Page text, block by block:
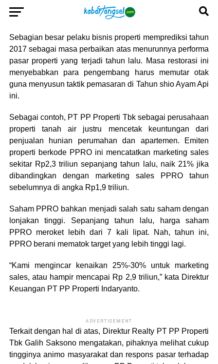
Sebagian besar pelaku bisnis properti memprediksi tahun
2017 sebagai masa perbaikan atas menurunnya performa
pasar properti yang terjadi tahun lalu. Masa restorasi ini
menyebabkan para pengembang harus memutar otak
guna menyusun taktik pemasaran di Tahun shio Ayam Api
ini.
Sebagai contoh, PT PP Properti Tbk sebagai perusahaan
properti tanah air justru mencetak keuntungan dari
penjualan hunian perumahan dan apartemen. Emiten
properti berkode PPRO ini mencatatkan marketing sales
sekitar Rp2,3 triliun sepanjang tahun lalu, naik 21% jika
dibandingkan dengan marketing sales PPRO tahun
sebelumnya di angka Rp1,9 triliun.
Saham PPRO bahkan menjadi salah satu saham dengan
lonjakan tinggi. Sepanjang tahun lalu, harga saham
PPRO meroket lebih dari 7 kali lipat. Nah, tahun ini,
PPRO berani mematok target yang lebih tinggi lagi.
“Kami mengincar kenaikan 25%-30% untuk marketing
sales, atau hampir mencapai Rp 2,9 triliun,” kata Direktur
Keuangan PT PP Properti Indaryanto.
ADVERTISEMENT
Terkait dengan hal di atas, Direktur Realty PT PP Properti
Tbk Galih Saksono mengatakan, pihaknya melihat cukup
tingginya animo masyarakat dan respons pasar terhadap